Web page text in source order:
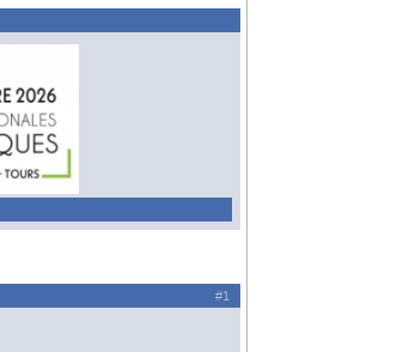
#1